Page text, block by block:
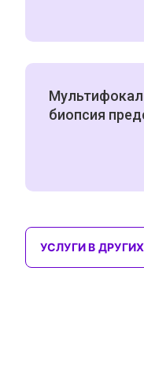
биопсия
УСЛУГИ В